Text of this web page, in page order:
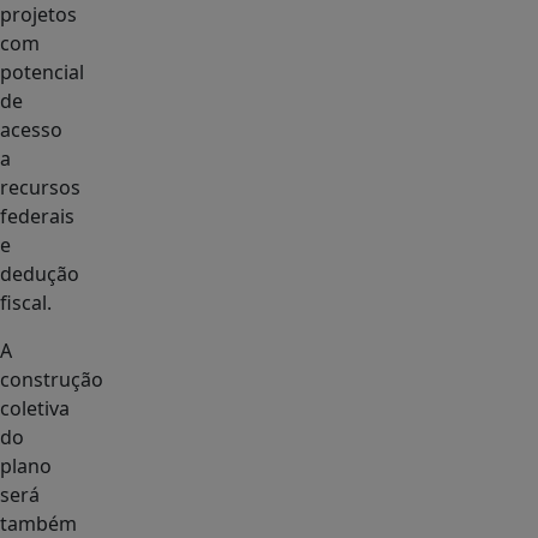
projetos
com
potencial
de
acesso
a
recursos
federais
e
dedução
fiscal.
A
construção
coletiva
do
plano
será
também